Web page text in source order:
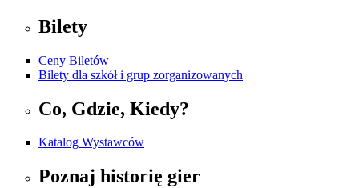
Bilety
Ceny Biletów
Bilety dla szkół i grup zorganizowanych
Co, Gdzie, Kiedy?
Katalog Wystawców
Poznaj historię gier